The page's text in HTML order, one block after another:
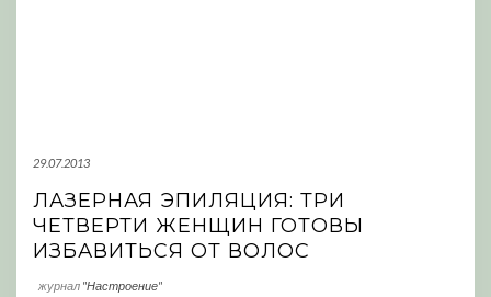
29.07.2013
ЛАЗЕРНАЯ ЭПИЛЯЦИЯ: ТРИ
ЧЕТВЕРТИ ЖЕНЩИН ГОТОВЫ
ИЗБАВИТЬСЯ ОТ ВОЛОС
журнал "Настроение"